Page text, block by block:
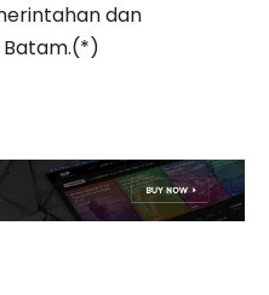
dan
Batam.(*)